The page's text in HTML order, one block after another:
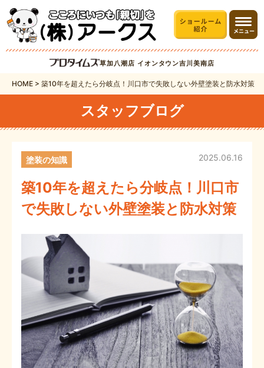
草加八潮店 イオンタウン吉川美南店
HOME > 築10年を超えたら分岐点！川口市で失敗しない外壁塗装と防水対策
スタッフブログ
築10年を超えたら分岐点！川口市
で失敗しない外壁塗装と防水対策
2025.06.16
塗装の知識